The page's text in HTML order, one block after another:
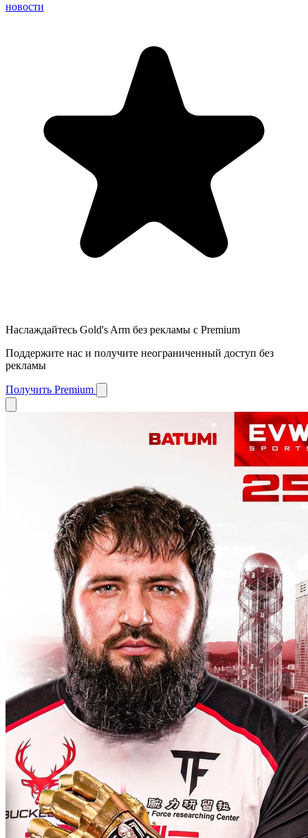
новости
Наслаждайтесь Gold's Arm без рекламы с Premium
Поддержите нас и получите неограниченный доступ без
рекламы
Получить Premium